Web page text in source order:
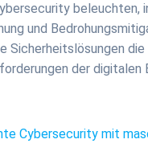
beleuchten,
und
Sicherheitslösungen die
der digitalen
Cybersecurity mit